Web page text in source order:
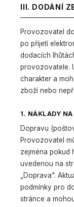
III. DODÁNÍ
Provozovatel
po přijetí
dodacích
provozovatele.
charakter a
zboží nebo
1. NÁKLADY NA
Dopravu
Provozovatel
zejména pokud
uvedenou na
„Doprava".
podmínky pro
stránce a